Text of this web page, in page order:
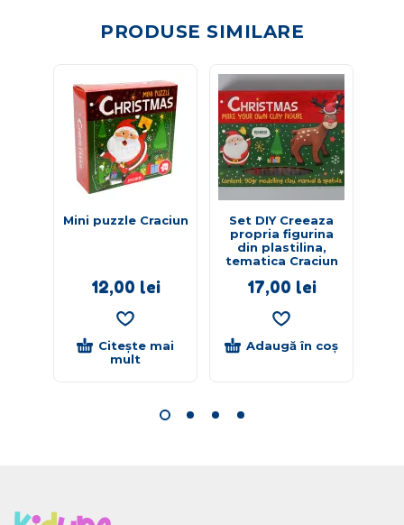
PRODUSE SIMILARE
Mini puzzle Craciun
12,00 lei
Citește mai
mult
Set DIY Creeaza
propria figurina
din plastilina,
tematica Craciun
17,00 lei
Adaugă în coș